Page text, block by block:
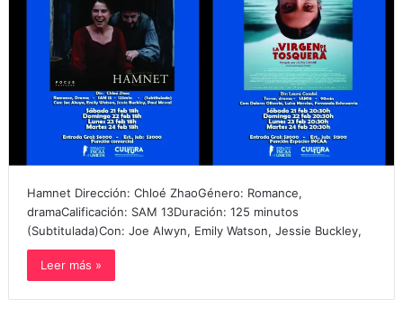
Hamnet Dirección: Chloé ZhaoGénero: Romance,
dramaCalificación: SAM 13Duración: 125 minutos
(Subtitulada)Con: Joe Alwyn, Emily Watson, Jessie Buckley,
Leer más »